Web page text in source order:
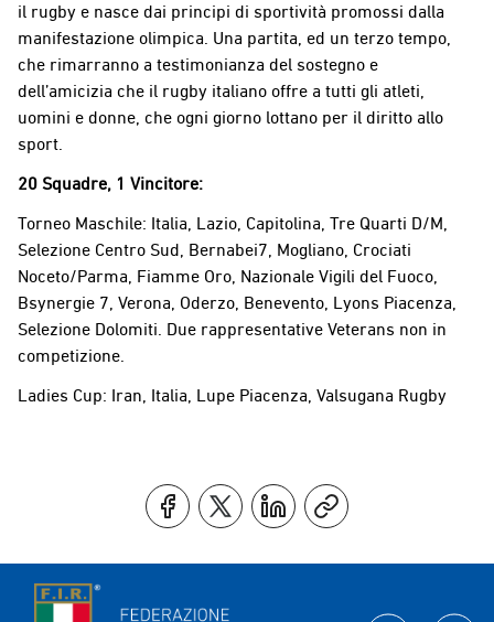
il rugby e nasce dai principi di sportività promossi dalla
manifestazione olimpica. Una partita, ed un terzo tempo,
che rimarranno a testimonianza del sostegno e
dell’amicizia che il rugby italiano offre a tutti gli atleti,
uomini e donne, che ogni giorno lottano per il diritto allo
sport.
20 Squadre, 1 Vincitore:
Torneo Maschile: Italia, Lazio, Capitolina, Tre Quarti D/M,
Selezione Centro Sud, Bernabei7, Mogliano, Crociati
Noceto/Parma, Fiamme Oro, Nazionale Vigili del Fuoco,
Bsynergie 7, Verona, Oderzo, Benevento, Lyons Piacenza,
Selezione Dolomiti. Due rappresentative Veterans non in
competizione.
Ladies Cup: Iran, Italia, Lupe Piacenza, Valsugana Rugby